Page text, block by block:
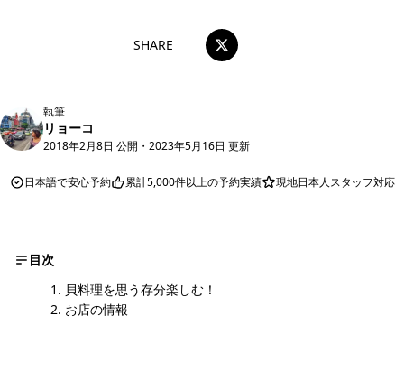
SHARE
執筆
リョーコ
2018年2月8日 公開 ・ 2023年5月16日 更新
日本語で安心予約 累計5,000件以上の予約実績 現地日本人スタッフ対応
目次
貝料理を思う存分楽しむ！
お店の情報